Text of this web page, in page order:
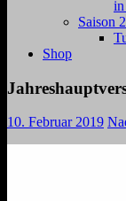
in
Saison
Shop
10. Februar 2019